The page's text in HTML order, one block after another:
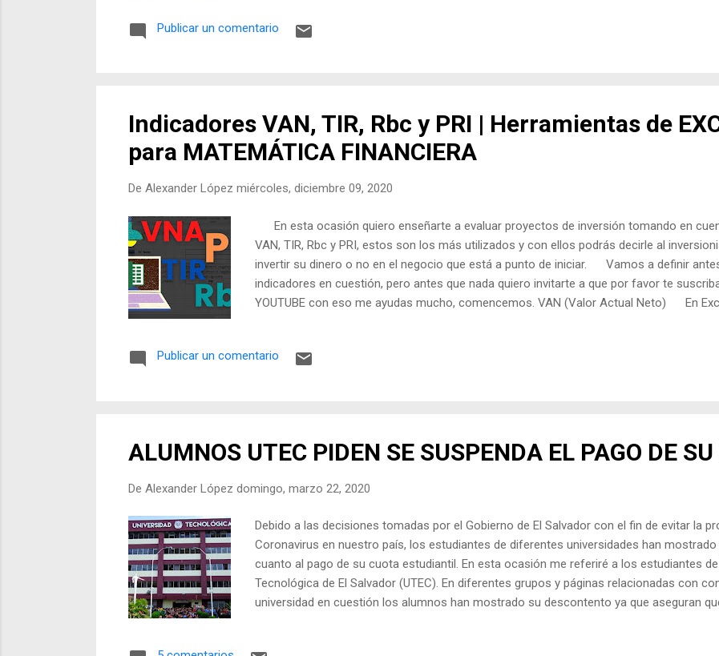
Publicar un comentario
Indicadores VAN, TIR, Rbc y PRI | Herramientas de
para MATEMÁTICA FINANCIERA
De Alexander López miércoles, diciembre 09, 2020
En esta ocasión quiero enseñarte a evaluar proyectos de inversión tomando en
VAN, TIR, Rbc y PRI, estos son los más utilizados y con ellos podrás decirle al
invertir su dinero o no en el negocio que está a punto de iniciar. Vamos a definir
indicadores en cuestión, pero antes que nada quiero invitarte a que por favor te
YOUTUBE con eso me ayudas mucho, comencemos. VAN (Valor Actual Neto) En
no te preocupes, Excel lo hace todo por ti. TIR (Tasa Interna de Retorno) En Excel
Publicar un comentario
ALUMNOS UTEC PIDEN SE SUSPENDA EL PAGO DE
De Alexander López domingo, marzo 22, 2020
Debido a las decisiones tomadas por el Gobierno de El Salvador con el fin de evitar la
Coronavirus en nuestro país, los estudiantes de diferentes universidades han
cuanto al pago de su cuota estudiantil. En esta ocasión me referiré a los estudiantes de
Tecnológica de El Salvador (UTEC). En diferentes grupos y páginas relacionadas con
universidad en cuestión los alumnos han mostrado su descontento ya que aseguran